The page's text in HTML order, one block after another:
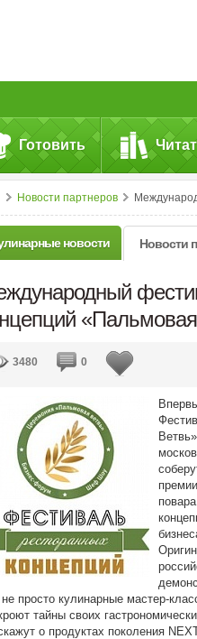
Готовить
Новости партнеров
новости Новости
3480 0
просто кулинарные мастер-
тайны своих
о продуктах поколения